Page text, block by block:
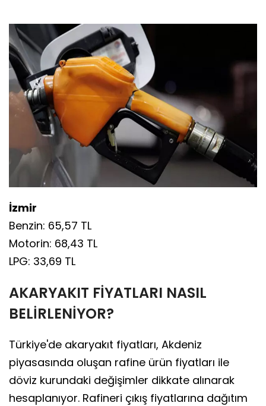
İzmir
Benzin: 65,57 TL
Motorin: 68,43 TL
LPG: 33,69 TL
AKARYAKIT FİYATLARI NASIL
BELİRLENİYOR?
Türkiye'de akaryakıt fiyatları, Akdeniz
piyasasında oluşan rafine ürün fiyatları ile
döviz kurundaki değişimler dikkate alınarak
hesaplanıyor. Rafineri çıkış fiyatlarına dağıtım